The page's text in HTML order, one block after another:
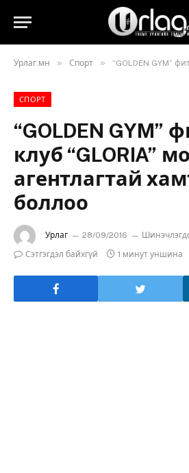
Урлаг.мн » Спорт » “GOLDEN GYM” фитнесс клуб
СПОРТ
“GOLDEN GYM”
клуб “GLORIA”
агентлагтай
боллоо
Урлаг 28/09/2016
Сэтгэгдэл байхгүй
1 минут уншина